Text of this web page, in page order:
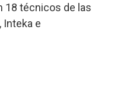
18 técnicos de las
Inteka e